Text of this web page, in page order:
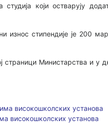
студија који остварују
износ стипендије је 200
страници Министарства и у
високошколских установа
високошколских установа